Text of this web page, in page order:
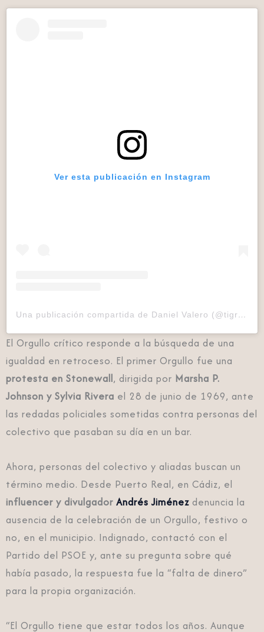
Ver esta publicación en Instagram
Una publicación compartida de Daniel Valero (@tigrilloig)
El Orgullo crítico responde a la búsqueda de una
igualdad en retroceso. El primer Orgullo fue una
protesta en Stonewall, dirigida por Marsha P.
Johnson y Sylvia Rivera el 28 de junio de 1969, ante
las redadas policiales sometidas contra personas del
colectivo que pasaban su día en un bar.
Ahora, personas del colectivo y aliadas buscan un
término medio. Desde Puerto Real, en Cádiz, el
influencer y divulgador Andrés Jiménez denuncia la
ausencia de la celebración de un Orgullo, festivo o
no, en el municipio. Indignado, contactó con el
Partido del PSOE y, ante su pregunta sobre qué
había pasado, la respuesta fue la “falta de dinero”
para la propia organización.
“El Orgullo tiene que estar todos los años. Aunque